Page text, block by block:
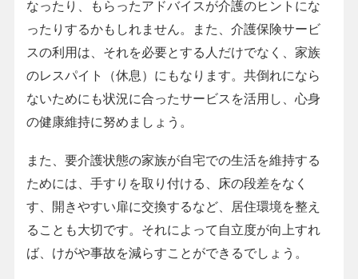
なったり、もらったアドバイスが介護のヒントにな
ったりするかもしれません。また、介護保険サービ
スの利用は、それを必要とする人だけでなく、家族
のレスパイト（休息）にもなります。共倒れになら
ないためにも状況に合ったサービスを活用し、心身
の健康維持に努めましょう。
また、要介護状態の家族が自宅での生活を維持する
ためには、手すりを取り付ける、床の段差をなく
す、開きやすい扉に交換するなど、居住環境を整え
ることも大切です。それによって自立度が向上すれ
ば、けがや事故を減らすことができるでしょう。